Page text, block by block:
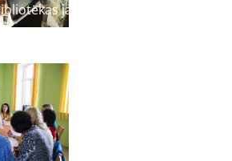
jaunās tehnoloģijas